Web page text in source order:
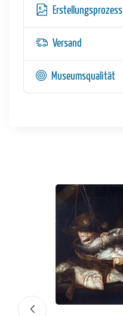
Erstellungsprozess
Versand
Museumsqualität